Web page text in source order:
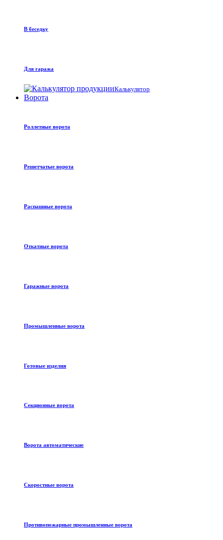
В беседку
Для гаража
Калькулятор
Ворота
Роллетные ворота
Решетчатые ворота
Распашные ворота
Откатные ворота
Гаражные ворота
Промышленные ворота
Готовые изделия
Секционные ворота
Ворота автоматические
Скоростные ворота
Противопожарные промышленные ворота